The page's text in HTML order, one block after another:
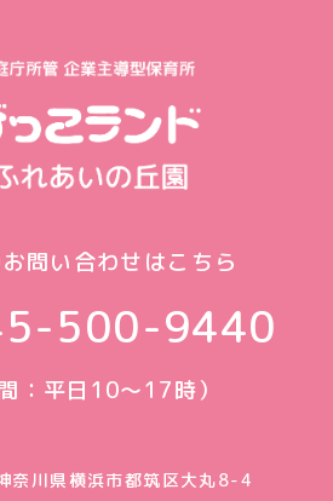
問い合わせはこちら
500-9440
：平日10〜17時）
川県横浜市都筑区大丸8-4